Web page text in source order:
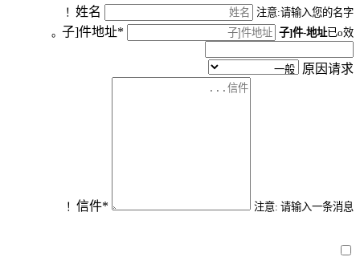
姓名
注意:请输入您的名字！
子]件地址* 子]件-地址已o效。
原因请求
信件* 注意: 请输入一条消息！